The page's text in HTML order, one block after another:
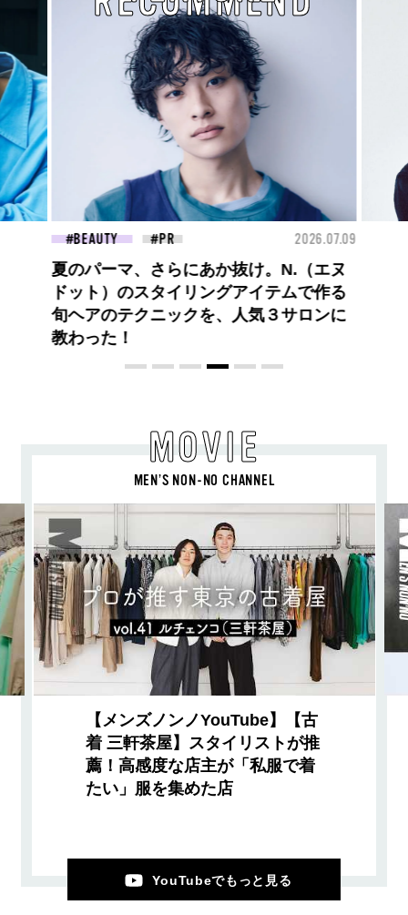
FASHION 2026.07.09
【PRADA × NI-KI(ENHYPEN)】時をかけ
る、ニューモード
MOVIE
MEN’S NON-NO CHANNEL
【メンズノンノYouTube】【古
着 三軒茶屋】スタイリストが推
薦！高感度な店主が「私服で着
たい」服を集めた店
YouTubeでもっと見る